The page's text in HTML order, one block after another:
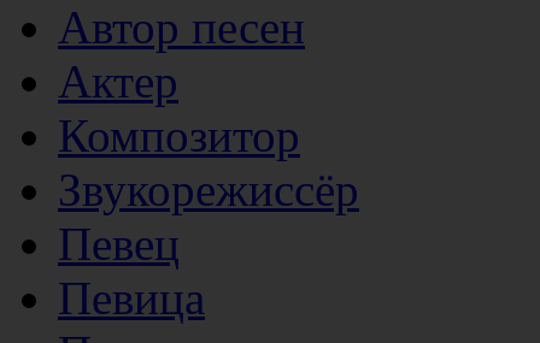
Автор песен
Актер
Композитор
Звукорежиссёр
Певец
Певица